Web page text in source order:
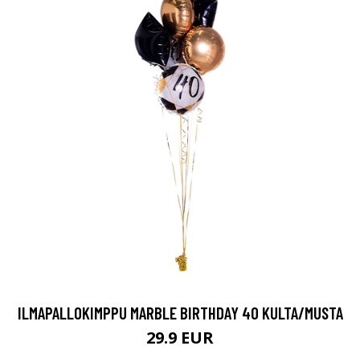
ILMAPALLOKIMPPU MARBLE BIRTHDAY 40 KULTA/MUSTA
29.9 EUR